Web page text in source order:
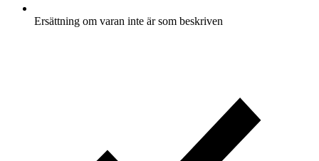
Ersättning om varan inte är som beskriven